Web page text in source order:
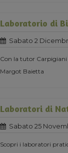
Laboratorio di
Sabato 2
Con la tutor
Margot Baietta
Laboratori di
Sabato 25
Scopri i laboratori